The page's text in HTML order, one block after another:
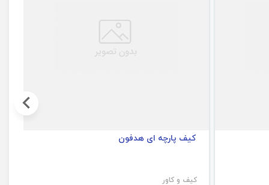
کیف پارچه ای هدفون
کیف و کاور